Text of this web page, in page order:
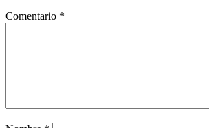
Comentario *